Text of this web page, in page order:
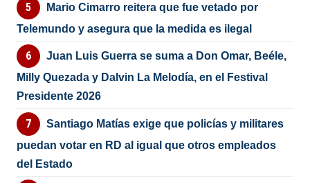
Mario Cimarro reitera que fue vetado por
Telemundo y asegura que la medida es ilegal
Juan Luis Guerra se suma a Don Omar, Beéle,
Milly Quezada y Dalvin La Melodía, en el Festival
Presidente 2026
Santiago Matías exige que policías y militares
puedan votar en RD al igual que otros empleados
del Estado